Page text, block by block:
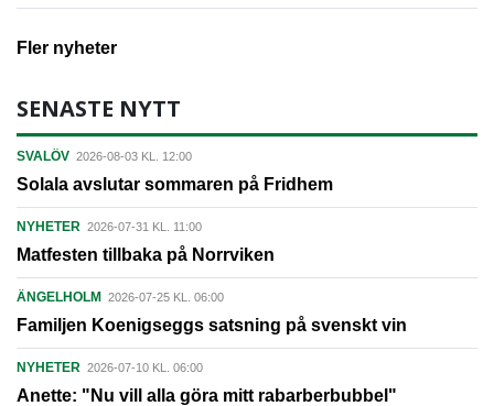
Fler nyheter
SENASTE NYTT
SVALÖV 2026-08-03 KL. 12:00
Solala avslutar sommaren på Fridhem
NYHETER 2026-07-31 KL. 11:00
Matfesten tillbaka på Norrviken
ÄNGELHOLM 2026-07-25 KL. 06:00
Familjen Koenigseggs satsning på svenskt vin
NYHETER 2026-07-10 KL. 06:00
Anette: "Nu vill alla göra mitt rabarberbubbel"